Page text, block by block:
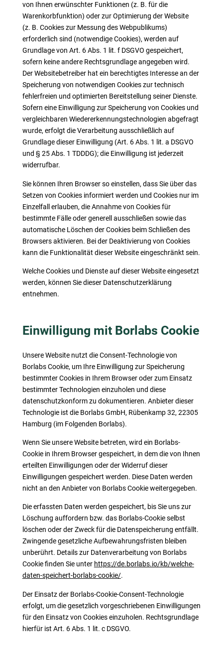
von Ihnen erwünschter Funktionen (z. B. für die
Warenkorbfunktion) oder zur Optimierung der Website
(z. B. Cookies zur Messung des Webpublikums)
erforderlich sind (notwendige Cookies), werden auf
Grundlage von Art. 6 Abs. 1 lit. f DSGVO gespeichert,
sofern keine andere Rechtsgrundlage angegeben wird.
Der Websitebetreiber hat ein berechtigtes Interesse an der
Speicherung von notwendigen Cookies zur technisch
fehlerfreien und optimierten Bereitstellung seiner Dienste.
Sofern eine Einwilligung zur Speicherung von Cookies und
vergleichbaren Wiedererkennungstechnologien abgefragt
wurde, erfolgt die Verarbeitung ausschließlich auf
Grundlage dieser Einwilligung (Art. 6 Abs. 1 lit. a DSGVO
und § 25 Abs. 1 TDDDG); die Einwilligung ist jederzeit
widerrufbar.
Sie können Ihren Browser so einstellen, dass Sie über das
Setzen von Cookies informiert werden und Cookies nur im
Einzelfall erlauben, die Annahme von Cookies für
bestimmte Fälle oder generell ausschließen sowie das
automatische Löschen der Cookies beim Schließen des
Browsers aktivieren. Bei der Deaktivierung von Cookies
kann die Funktionalität dieser Website eingeschränkt sein.
Welche Cookies und Dienste auf dieser Website eingesetzt
werden, können Sie dieser Datenschutzerklärung
entnehmen.
Einwilligung mit Borlabs Cookie
Unsere Website nutzt die Consent-Technologie von
Borlabs Cookie, um Ihre Einwilligung zur Speicherung
bestimmter Cookies in Ihrem Browser oder zum Einsatz
bestimmter Technologien einzuholen und diese
datenschutzkonform zu dokumentieren. Anbieter dieser
Technologie ist die Borlabs GmbH, Rübenkamp 32, 22305
Hamburg (im Folgenden Borlabs).
Wenn Sie unsere Website betreten, wird ein Borlabs-
Cookie in Ihrem Browser gespeichert, in dem die von Ihnen
erteilten Einwilligungen oder der Widerruf dieser
Einwilligungen gespeichert werden. Diese Daten werden
nicht an den Anbieter von Borlabs Cookie weitergegeben.
Die erfassten Daten werden gespeichert, bis Sie uns zur
Löschung auffordern bzw. das Borlabs-Cookie selbst
löschen oder der Zweck für die Datenspeicherung entfällt.
Zwingende gesetzliche Aufbewahrungsfristen bleiben
unberührt. Details zur Datenverarbeitung von Borlabs
Cookie finden Sie unter https://de.borlabs.io/kb/welche-
daten-speichert-borlabs-cookie/.
Der Einsatz der Borlabs-Cookie-Consent-Technologie
erfolgt, um die gesetzlich vorgeschriebenen Einwilligungen
für den Einsatz von Cookies einzuholen. Rechtsgrundlage
hierfür ist Art. 6 Abs. 1 lit. c DSGVO.